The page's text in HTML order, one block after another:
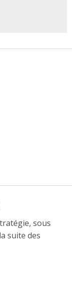
sous
suite des